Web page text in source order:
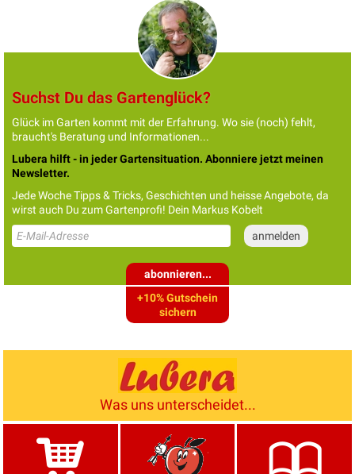
Suchst Du das Gartenglück?
Glück im Garten kommt mit der Erfahrung. Wo sie (noch) fehlt,
braucht's Beratung und Informationen...
Lubera hilft - in jeder Gartensituation. Abonniere jetzt meinen
Newsletter.
Jede Woche Tipps & Tricks, Geschichten und heisse Angebote, da
wirst auch Du zum Gartenprofi! Dein Markus Kobelt
abonnieren...
+10% Gutschein
sichern
Was uns unterscheidet...